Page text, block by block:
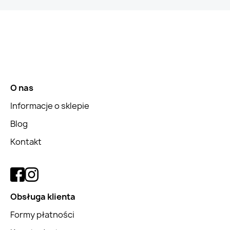
O nas
Informacje o sklepie
Blog
Kontakt
Obsługa klienta
Formy płatności